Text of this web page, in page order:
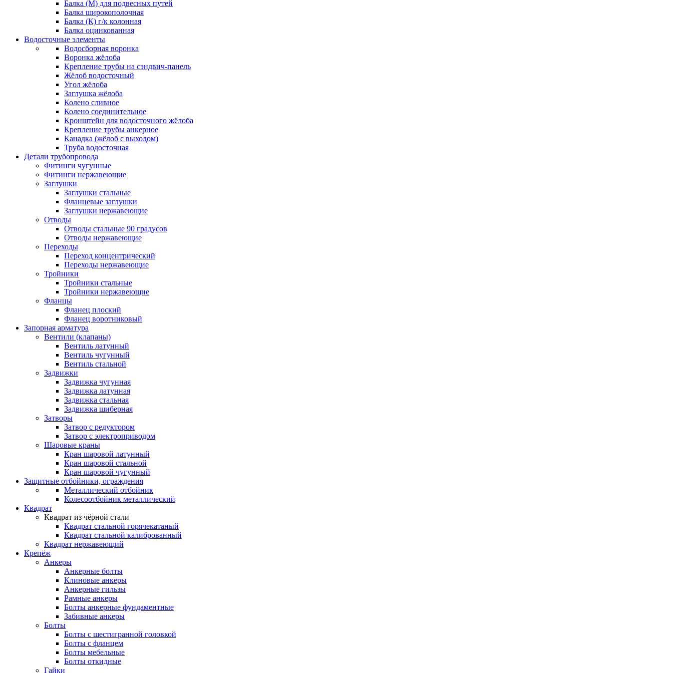
Балка (М) для подвесных путей
Балка широкополочная
Балка (К) г/к колонная
Балка оцинкованная
Водосточные элементы
Водосборная воронка
Воронка жёлоба
Крепление трубы на сэндвич-панель
Жёлоб водосточный
Угол жёлоба
Заглушка жёлоба
Колено сливное
Колено соединительное
Кронштейн для водосточного жёлоба
Крепление трубы анкерное
Канадка (жёлоб с выходом)
Труба водосточная
Детали трубопровода
Фитинги чугунные
Фитинги нержавеющие
Заглушки
Заглушки стальные
Фланцевые заглушки
Заглушки нержавеющие
Отводы
Отводы стальные 90 градусов
Отводы нержавеющие
Переходы
Переход концентрический
Переходы нержавеющие
Тройники
Тройники стальные
Тройники нержавеющие
Фланцы
Фланец плоский
Фланец воротниковый
Запорная арматура
Вентили (клапаны)
Вентиль латунный
Вентиль чугунный
Вентиль стальной
Задвижки
Задвижка чугунная
Задвижка латунная
Задвижка стальная
Задвижка шиберная
Затворы
Затвор с редуктором
Затвор с электроприводом
Шаровые краны
Кран шаровой латунный
Кран шаровой стальной
Кран шаровой чугунный
Защитные отбойники, ограждения
Металлический отбойник
Колесоотбойник металлический
Квадрат
Квадрат из чёрной стали
Квадрат стальной горячекатаный
Квадрат стальной калиброванный
Квадрат нержавеющий
Крепёж
Анкеры
Анкерные болты
Клиновые анкеры
Анкерные гильзы
Рамные анкеры
Болты анкерные фундаментные
Забивные анкеры
Болты
Болты с шестигранной головкой
Болты с фланцем
Болты мебельные
Болты откидные
Гайки